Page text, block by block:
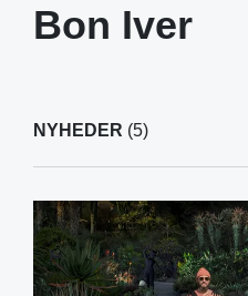
Bon Iver
NYHEDER (5)